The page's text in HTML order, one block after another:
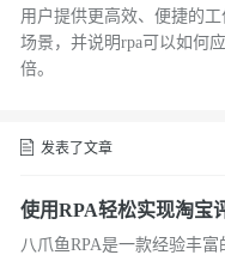
用户提供更高效、便捷的
场景，并说明rpa可以如何
倍。
发表了文章
使用RPA轻松实现淘宝
八爪鱼RPA是一款经验丰